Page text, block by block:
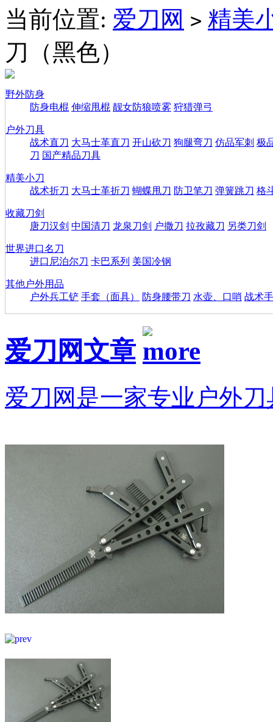
当前位置: 爱刀网 > 精美
刀（黑色）
野外防身
防身电棍 伸缩甩棍 靓女防狼喷雾 狩猎弹弓
户外刀具
战术直刀 大马士革直刀 开山砍刀 狗腿弯刀 仿品军刺 极
刀 国产精品刀具
精美小刀
战术折刀 大马士革折刀 蝴蝶甩刀 防卫笔刀 弹簧跳刀 格
收藏刀剑
唐刀汉剑 中国清刀 龙泉刀剑 户撒刀 拉孜藏刀 另类刀剑
世界进口名刀
进口尼泊尔刀 卡巴系列 美国冷钢
其他户外用品
户外兵工铲 手套（面具） 防身腰带刀 水壶、口哨 战术
爱刀网文章
爱刀网是一家专业户外